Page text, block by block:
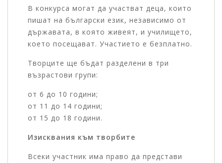
В конкурса могат да участват деца, които
пишат на български език, независимо от
държавата, в която живеят, и училището,
което посещават. Участието е безплатно.
Творците ще бъдат разделени в три
възрастови групи:
от 6 до 10 години;
от 11 до 14 години;
от 15 до 18 години.
Изисквания към творбите
Всеки участник има право да представи